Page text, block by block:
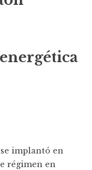
implantó en
régimen en